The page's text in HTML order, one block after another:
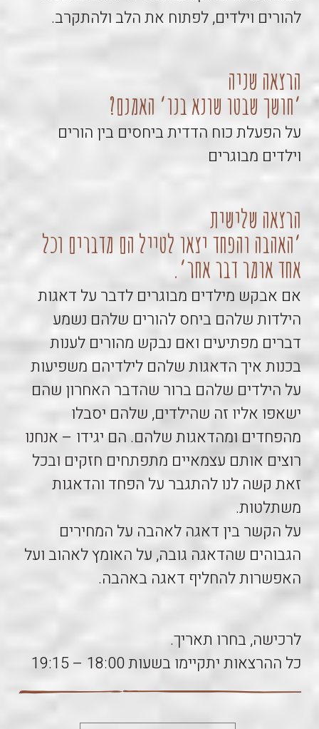
להורים וילדים, לפתוח את הלב ולהתקרב.
הרצאה שניה
׳חושך שבטו שונא בנו׳ האמנם?
על הפעלת כוח הדדית ביחסים בין הורים
וילדים מבוגרים
הרצאה שלישית
׳האהבה והפחד יצאו לטייל הם מדברים וכל
אחד אומר דבר אחר׳.
אם אבקש מילדים מבוגרים לדבר על דאגות
הילדות שלהם ביחס להורים שלהם נשמע
דברים מפתיעים ואם נבקש מהורים לענות
בכנות איך הדאגות שלהם לילדיהם משפיעות
על הילדים שלהם ברור שהדבר האחרון שהם
ישאפו אליו זה שהילדים, שלהם יסבלו
מהפחדים ומהדאגות שלהם. הם יגידו – אנחנו
רוצים אותם עצמאיים מתפתחים חזקים ובכל
זאת קשה לנו להתגבר על הפחד והדאגות
משתלטות.
על הקשר בין דאגה לאהבה על המחירים
הגבוהים שהדאגה גובה, על האומץ לאהוב ועל
האפשרות להחליף דאגה באהבה.
לרכישה, בחרו תאריך.
כל ההרצאות יתקיימו בשעות 18:00 – 19:15